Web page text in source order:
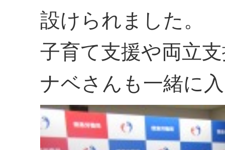
設けられました。
子育て支援や両立
ナベさんも一緒に